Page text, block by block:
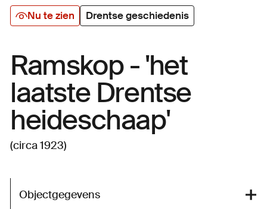
Nu te zien Drentse geschiedenis
Ramskop - 'het
laatste Drentse
heideschaap'
(circa 1923)
Objectgegevens